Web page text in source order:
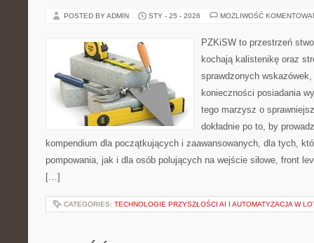
POSTED BY ADMIN STY - 25 - 2026 MOŻLIWOŚĆ
PZKiSW to przestrzeń
kochają kalistenikę oraz
sprawdzonych
konieczności posiadania
tego marzysz o
dokładnie po to, by
kompendium dla początkujących i zaawansowanych, dla tych,
pompowania, jak i dla osób polujących na wejście siłowe, front
[…]
CATEGORIES: TECHNOLOGIE PRZYSZŁOŚCI AI I AUTOMATYZACJA W